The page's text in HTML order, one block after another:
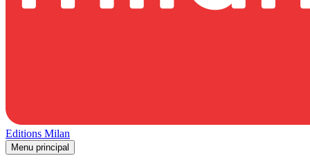
Editions Milan
Menu principal